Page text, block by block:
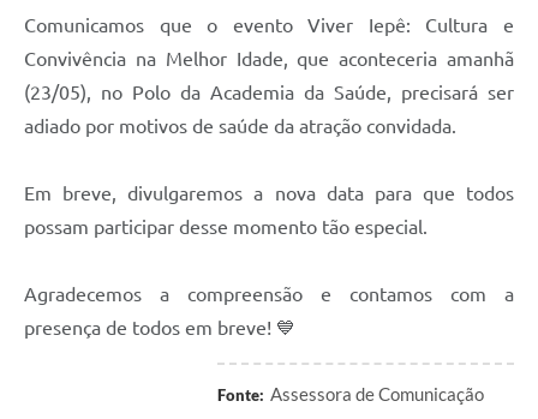
Acessibilidade
Contratos
Notícias
Links
Comunicamos que o evento Viver Iepê: Cultura e
Convivência na Melhor Idade, que aconteceria amanhã
(23/05), no Polo da Academia da Saúde, precisará ser
adiado por motivos de saúde da atração convidada.
Em breve, divulgaremos a nova data para que todos
possam participar desse momento tão especial.
Agradecemos a compreensão e contamos com a
presença de todos em breve! 💙
Fonte: Assessora de Comunicação